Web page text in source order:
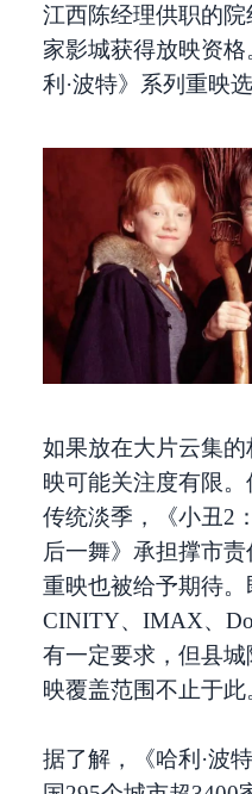
江西陈经理供职的
家影城获得放映资
利·波特》系列重映
如果放在大片云集的
映可能关注度有限
传统淡季，《小丑2
后一舞》承担撑市责
重映也被给予期待
CINITY、IMAX、
有一定要求，但县
映覆盖范围不止于此
据了解，《哈利·波